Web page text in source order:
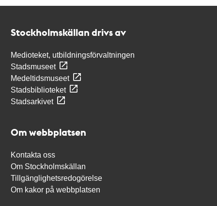
Stockholmskällan drivs av
Medioteket, utbildningsförvaltningen
Stadsmuseet
Medeltidsmuseet
Stadsbiblioteket
Stadsarkivet
Om webbplatsen
Kontakta oss
Om Stockholmskällan
Tillgänglighetsredogörelse
Om kakor på webbplatsen